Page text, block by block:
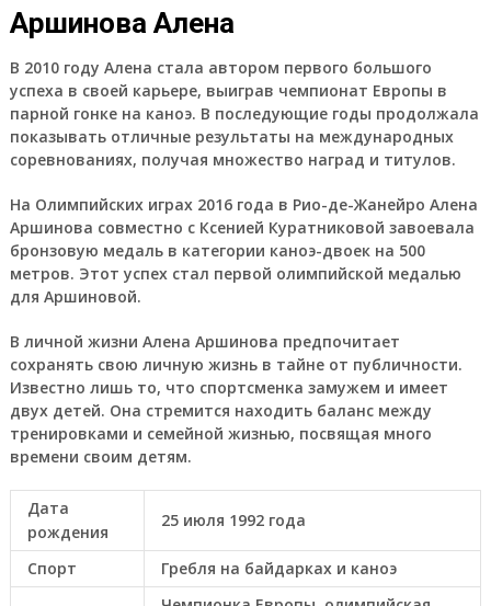
Аршинова Алена
В 2010 году Алена стала автором первого большого
успеха в своей карьере, выиграв чемпионат Европы в
парной гонке на каноэ. В последующие годы продолжала
показывать отличные результаты на международных
соревнованиях, получая множество наград и титулов.
На Олимпийских играх 2016 года в Рио-де-Жанейро Алена
Аршинова совместно с Ксенией Куратниковой завоевала
бронзовую медаль в категории каноэ-двоек на 500
метров. Этот успех стал первой олимпийской медалью
для Аршиновой.
В личной жизни Алена Аршинова предпочитает
сохранять свою личную жизнь в тайне от публичности.
Известно лишь то, что спортсменка замужем и имеет
двух детей. Она стремится находить баланс между
тренировками и семейной жизнью, посвящая много
времени своим детям.
Дата
рождения
25 июля 1992 года
Спорт
Гребля на байдарках и каноэ